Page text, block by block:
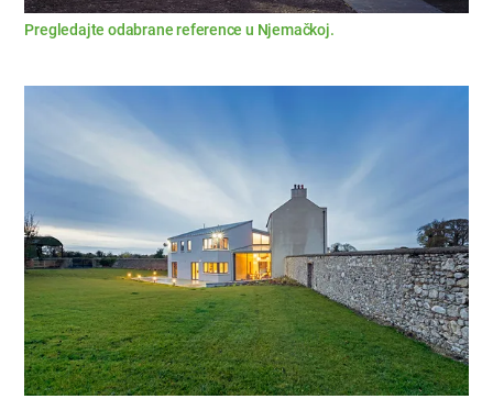
Pregledajte odabrane reference u Njemačkoj.